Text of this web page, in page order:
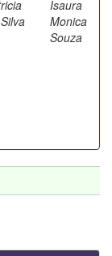
Isaura
Monica
Souza